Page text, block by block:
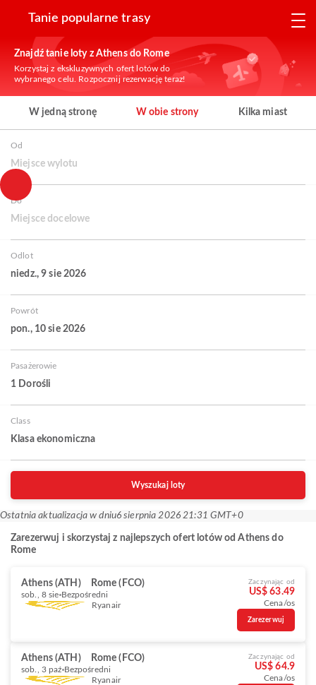
Tanie popularne trasy
Znajdź tanie loty z Athens do Rome
Korzystaj z ekskluzywnych ofert lotów do
wybranego celu. Rozpocznij rezerwację teraz!
W jedną stronę W obie strony Kilka miast
Od
Miejsce wylotu
Do
Miejsce docelowe
Odlot
niedz., 9 sie 2026
Powrót
pon., 10 sie 2026
Pasażerowie
1 Dorośli
Class
Klasa ekonomiczna
Wyszukaj loty
Ostatnia aktualizacja w dniu6 sierpnia 2026 21:31 GMT+0
Zarezerwuj i skorzystaj z najlepszych ofert lotów od Athens do
Rome
Athens (ATH) Rome (FCO)
sob., 8 sie Bezpośredni
Ryanair
Zaczynając od
US$ 63.49
Cena/os
Zarezerwuj
Athens (ATH) Rome (FCO)
sob., 3 paź Bezpośredni
Ryanair
Zaczynając od
US$ 64.9
Cena/os